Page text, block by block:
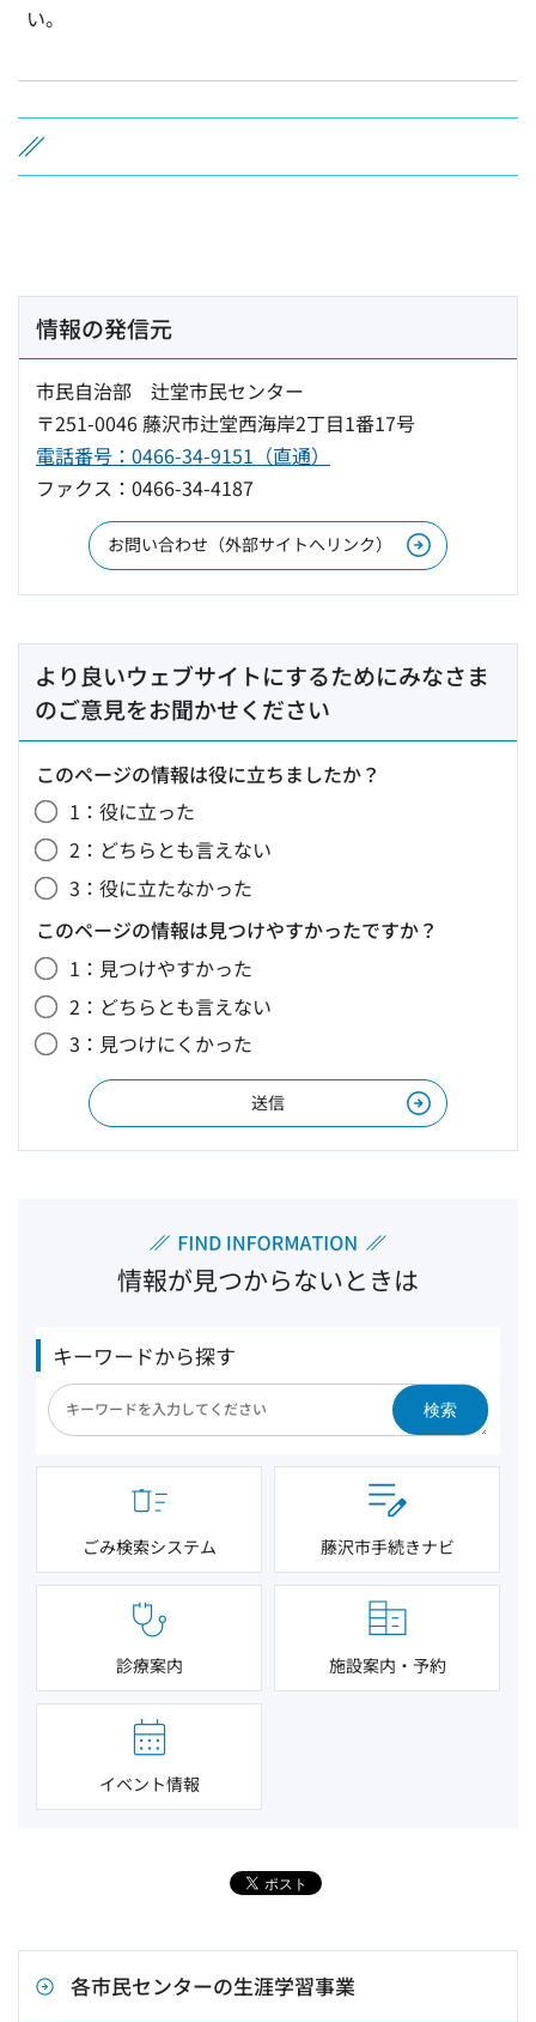
い。
情報の発信元
市民自治部 辻堂市民センター
〒251-0046 藤沢市辻堂西海岸2丁目1番17号
電話番号：0466-34-9151（直通）
ファクス：0466-34-4187
お問い合わせ（外部サイトへリンク）
より良いウェブサイトにするためにみなさま
のご意見をお聞かせください
このページの情報は役に立ちましたか？
1：役に立った
2：どちらとも言えない
3：役に立たなかった
このページの情報は見つけやすかったですか？
1：見つけやすかった
2：どちらとも言えない
3：見つけにくかった
情報が見つからないときは
キーワードから探す
検索
ごみ検索システム 藤沢市手続きナビ
診療案内 施設案内・予約
イベント情報
各市民センターの生涯学習事業